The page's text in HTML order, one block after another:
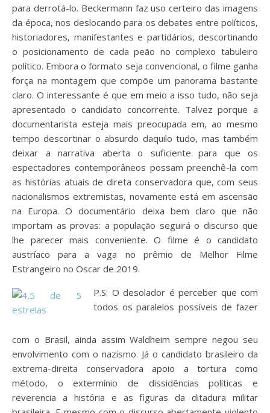
para derrotá-lo. Beckermann faz uso certeiro das imagens
da época, nos deslocando para os debates entre políticos,
historiadores, manifestantes e partidários, descortinando
o posicionamento de cada peão no complexo tabuleiro
político. Embora o formato seja convencional, o filme ganha
força na montagem que compõe um panorama bastante
claro. O interessante é que em meio a isso tudo, não seja
apresentado o candidato concorrente. Talvez porque a
documentarista esteja mais preocupada em, ao mesmo
tempo descortinar o absurdo daquilo tudo, mas também
deixar a narrativa aberta o suficiente para que os
espectadores contemporâneos possam preenchê-la com
as histórias atuais de direta conservadora que, com seus
nacionalismos extremistas, novamente está em ascensão
na Europa. O documentário deixa bem claro que não
importam as provas: a população seguirá o discurso que
lhe parecer mais conveniente. O filme é o candidato
austríaco para a vaga no prêmio de Melhor Filme
Estrangeiro no Oscar de 2019.
P.S: O desolador é perceber que com
todos os paralelos possíveis de fazer
com o Brasil, ainda assim Waldheim sempre negou seu
envolvimento com o nazismo. Já o candidato brasileiro da
extrema-direita conservadora apoio a tortura como
método, o extermínio de dissidências políticas e
reverencia a história e as figuras da ditadura militar